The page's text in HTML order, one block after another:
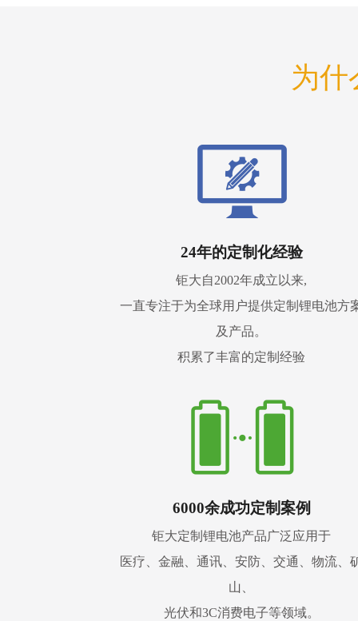
为什
24年的定制化经验
钜大自2002年成立以来,
一直专注于为全球用户提供定制锂电池方
及产品。
积累了丰富的定制经验
6000余成功定制案例
钜大定制锂电池产品广泛应用于
医疗、金融、通讯、安防、交通、物流、
山、
光伏和3C消费电子等领域。